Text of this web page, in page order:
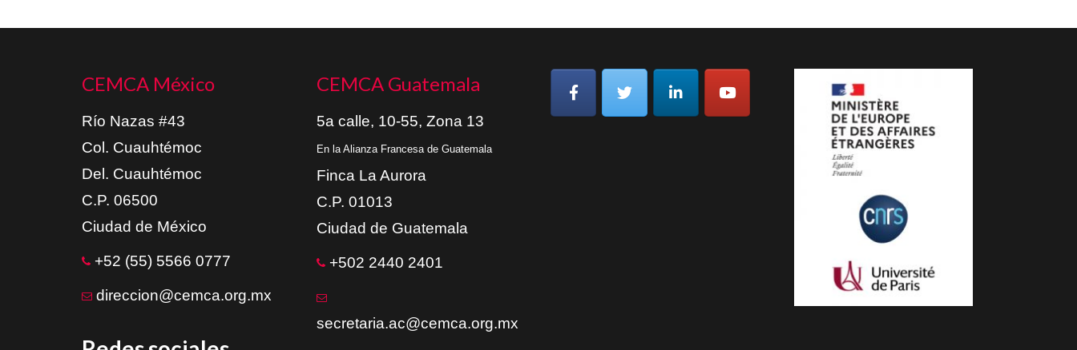
CEMCA México
Río Nazas #43
Col. Cuauhtémoc
Del. Cuauhtémoc
C.P. 06500
Ciudad de México
+52 (55) 5566 0777
direccion@cemca.org.mx
CEMCA Guatemala
5a calle, 10-55, Zona 13
En la Alianza Francesa de Guatemala
Finca La Aurora
C.P. 01013
Ciudad de Guatemala
+502 2440 2401
secretaria.ac@cemca.org.mx